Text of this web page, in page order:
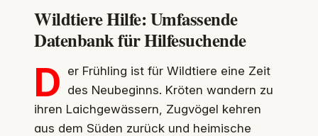
Wildtiere Hilfe: Umfassende
Datenbank für Hilfesuchende
D er Frühling ist für Wildtiere eine Zeit
des Neubeginns. Kröten wandern zu
ihren Laichgewässern, Zugvögel kehren
aus dem Süden zurück und heimische